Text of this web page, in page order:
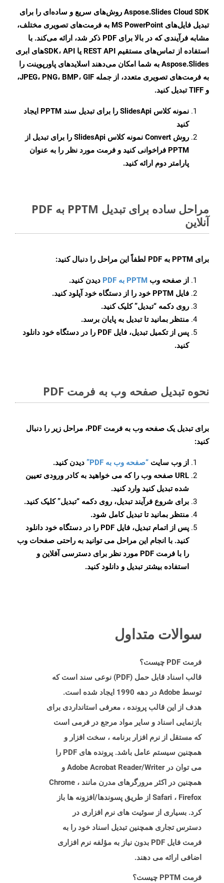
Aspose.Slides Cloud SDK روش‌های سریع و ساده‌ای را برای
تبدیل فایل‌های MS PowerPoint به فرمت‌های تصویری مختلف،
مشابه فرآیندی که در بالا برای PDF ذکر شد، ارائه می‌کند. با
استفاده از تماس‌های مستقیم REST API یا SDK، APIهای ابری
Aspose.Slides به شما امکان می‌دهند اسلایدهای پاورپوینت را
به فرمت‌های تصویری متعدد، از جمله JPEG، PNG، BMP، GIF،
و TIFF تبدیل کنید.
نمونه کلاس SlidesApi
را برای تبدیل سند PPTM ایجاد
کنید
روش Convert
نمونه کلاس SlidesApi را برای تبدیل از
PPTM فراخوانی کنید و فرمت مورد نظر را به عنوان
پارامتر دوم ارائه کنید.
مراحل ساده برای تبدیل PPTM به PDF
آنلاین
برای PPTM به PDF لطفاً این مراحل را دنبال کنید:
از صفحه وب PPTM به PDF
دیدن کنید.
فایل PPTM خود را از دستگاه خود آپلود کنید.
روی دکمه “تبدیل”کلیک کنید.
منتظر بمانید تا تبدیل به پایان برسد.
پس از تکمیل تبدیل، فایل PDF را در دستگاه خود دانلود
کنید.
نحوه تبدیل صفحه وب به فرمت PDF
برای تبدیل یک صفحه وب به فرمت PDF، مراحل زیر را دنبال
کنید:
از وب سایت “صفحه وب به PDF”
دیدن کنید.
URL صفحه وب را که می خواهید به کادر ورودی تعیین
شده تبدیل کنید وارد کنید.
برای شروع فرآیند تبدیل، روی دکمه “تبدیل” کلیک کنید.
منتظر بمانید تا تبدیل کامل شود.
پس از اتمام تبدیل، فایل PDF را در دستگاه خود دانلود
کنید. با انجام این مراحل می توانید به راحتی صفحات وب
را با فرمت PDF مورد نظر برای دسترسی آفلاین و
استفاده بیشتر تبدیل و دانلود کنید.
سوالات متداول
فرمت PDF چیست؟
قالب اسناد قابل حمل (PDF) نوعی سند است که
توسط Adobe در دهه 1990 ایجاد شده است.
هدف از این قالب پرونده ، معرفی استانداردی برای
بازنمایی اسناد و سایر مواد مرجع در فرمی است
که مستقل از نرم افزار برنامه ، سخت افزار و
همچنین سیستم عامل باشد. پرونده های PDF را
می توان در Adobe Acrobat Reader/Writer و
همچنین در اکثر مرورگرهای مدرن مانند Chrome ،
Safari ، Firefox از طریق پسوندها/افزونه ها باز
کرد. بسیاری از سوئیت های نرم افزاری در
دسترس تجاری همچنین تبدیل اسناد خود را به
فرمت فایل PDF بدون نیاز به مؤلفه نرم افزاری
اضافی ارائه می دهند.
فرمت PPTM چیست؟